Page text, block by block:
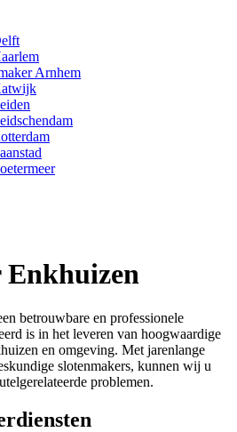
Arnhem
Enkhuizen
betrouwbare en professionele
is in het leveren van hoogwaardige
en omgeving. Met jarenlange
slotenmakers, kunnen wij u
problemen.